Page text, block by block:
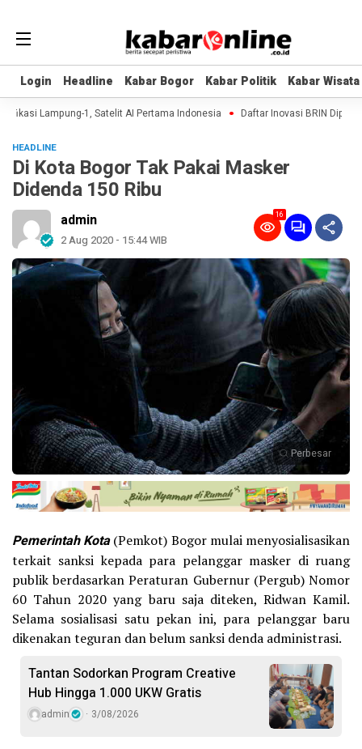
Login Headline Kabar Bogor Kabar Politik Kabar Wisata
Login Headline Kabar Bogor Kabar Politik Kabar Wisata
Lampung-1, Satelit AI Pertama Indonesia Daftar Inovasi BRIN
HEADLINE
Di Kota Bogor Tak Pakai Masker
Didenda 150 Ribu
admin
2 Aug 2020 - 15:44 WIB
16
Perbesar
Pemerintah Kota(Pemkot) Bogor mulai menyosialisasikan
terkait sanksi kepada para pelanggar masker di ruang
publik berdasarkan Peraturan Gubernur (Pergub) Nomor
60 Tahun 2020 yang baru saja diteken, Ridwan Kamil.
Selama sosialisasi satu pekan ini, para pelanggar baru
dikenakan teguran dan belum sanksi denda administrasi.
Tantan Sodorkan Program Creative
Hub Hingga 1.000 UKW Gratis
admin 3/08/2026